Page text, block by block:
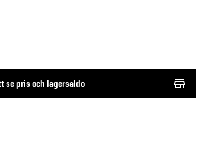
se pris och lagersaldo